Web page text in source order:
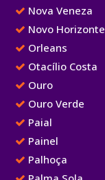
Nova Veneza
Novo Horizonte
Orleans
Otacílio Costa
Ouro
Ouro Verde
Paial
Painel
Palhoça